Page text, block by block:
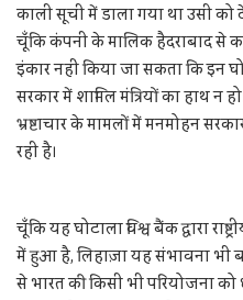
काली सूची में डाला गया था उसी
चूँकि कंपनी के मालिक हैदराबाद से
इंकार नहीं किया जा सकता कि इन
सरकार में शामिल मंत्रियों का हाथ
भ्रष्टाचार के मामलों में मनमोहन
रही है।
चूँकि यह घोटाला विश्व बैंक द्वारा
में हुआ है, लिहाज़ा यह संभावना भी
से भारत की किसी भी परियोजना